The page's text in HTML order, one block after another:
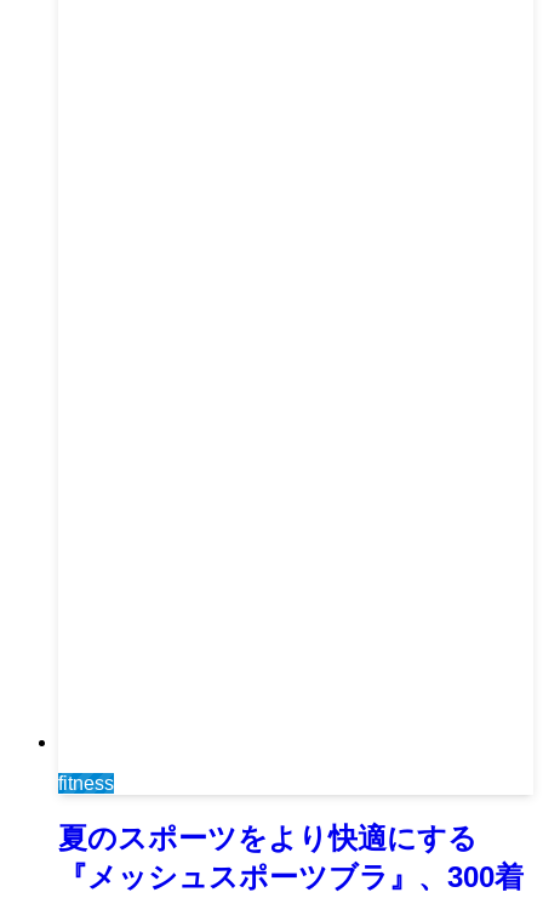
fitness
夏のスポーツをより快適にする
『メッシュスポーツブラ』、300着